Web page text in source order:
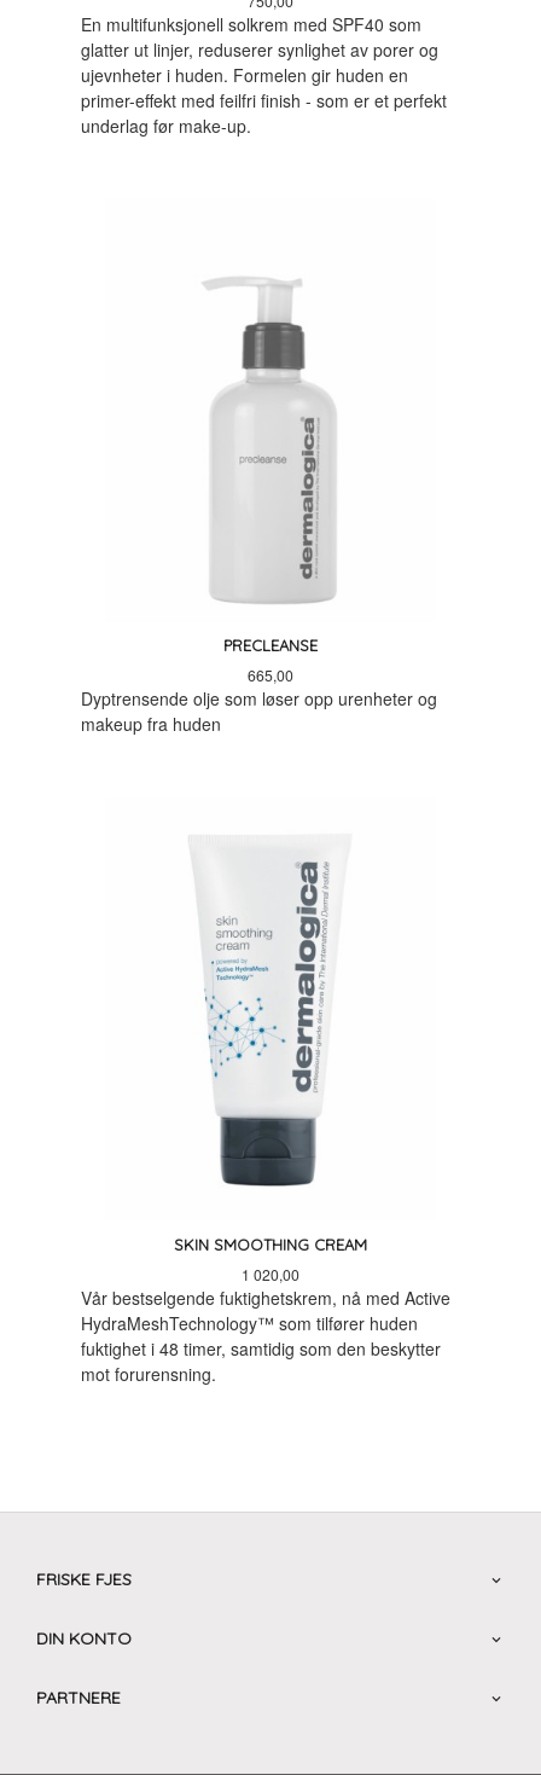
En multifunksjonell solkrem med SPF40 som
glatter ut linjer, reduserer synlighet av porer og
ujevnheter i huden. Formelen gir huden en
primer-effekt med feilfri finish - som er et perfekt
underlag før make-up.
PRECLEANSE
Pris
665,00
Dyptrensende olje som løser opp urenheter og
makeup fra huden
SKIN SMOOTHING CREAM
Pris
1 020,00
Vår bestselgende fuktighetskrem, nå med Active
HydraMeshTechnology™ som tilfører huden
fuktighet i 48 timer, samtidig som den beskytter
mot forurensning.
FRISKE FJES
DIN KONTO
PARTNERE